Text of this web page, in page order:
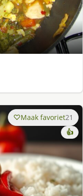
Maak favoriet21
👍